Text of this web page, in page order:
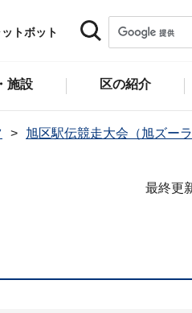
トボット
施設 区の紹介
旭区駅伝競走大会（旭ズー
最終更